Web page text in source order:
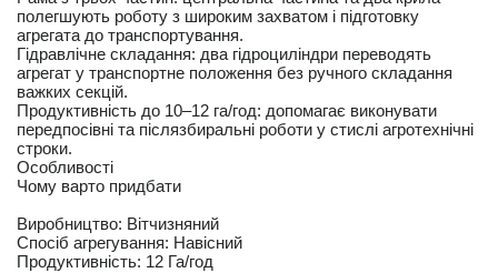
полегшують роботу з широким захватом і підготовку
агрегата до транспортування.
Гідравлічне складання: два гідроциліндри переводять
агрегат у транспортне положення без ручного складання
важких секцій.
Продуктивність до 10–12 га/год: допомагає виконувати
передпосівні та післязбиральні роботи у стислі агротехнічні
строки.
Особливості
Чому варто придбати
Виробництво: Вітчизняний
Спосіб агрегування: Навісний
Продуктивність: 12 Га/год